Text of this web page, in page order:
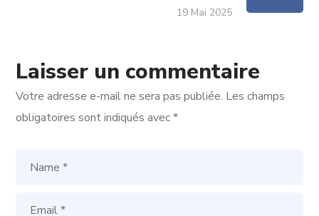
19 Mai 2025
Laisser un commentaire
Votre adresse e-mail ne sera pas publiée. Les champs
obligatoires sont indiqués avec*